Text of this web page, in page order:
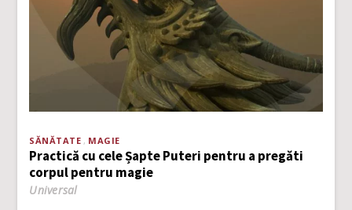
SĂNĂTATE MAGIE
Practică cu cele Șapte Puteri pentru a pregăti
corpul pentru magie
Universal